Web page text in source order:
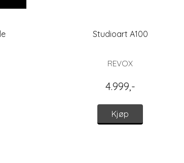
Studioart A100
REVOX
4.999,-
Kjøp